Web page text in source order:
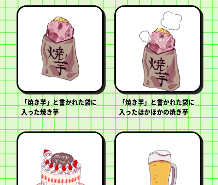
「焼き芋」と書かれた袋に
入った焼き芋
「焼き芋」と書かれた袋に
入ったほかほかの焼き芋